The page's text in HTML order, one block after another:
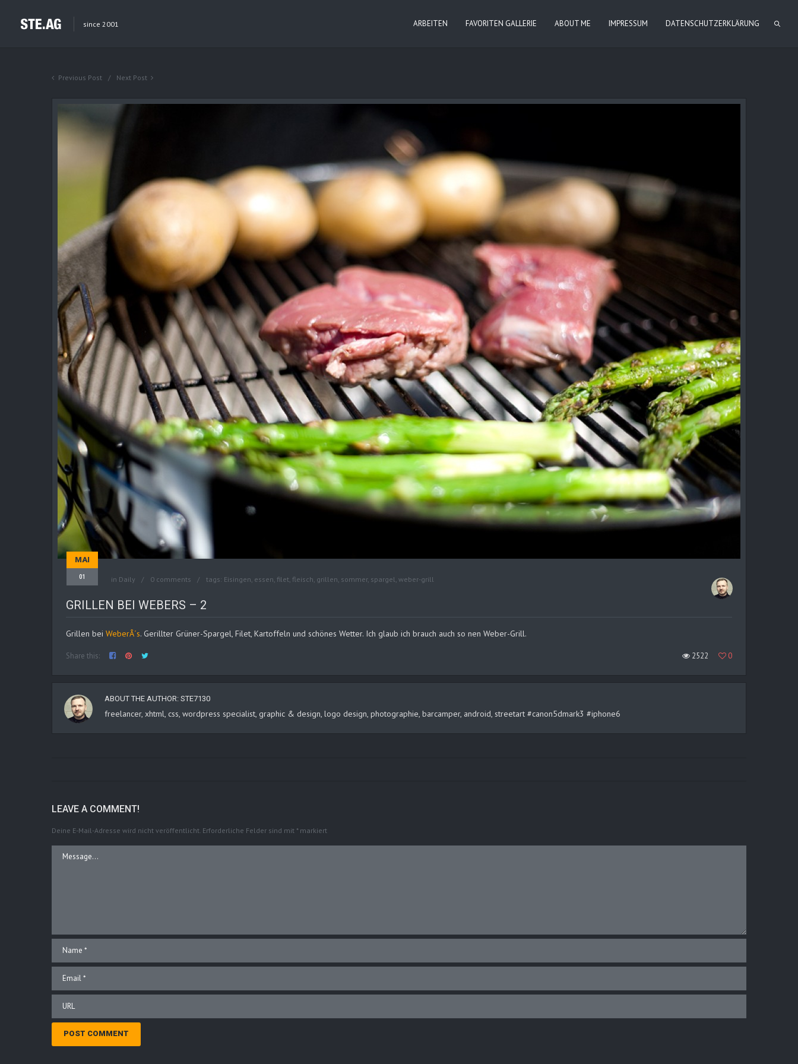
since 2001 ARBEITEN FAVORITEN GALLERIE ABOUT ME IMPRESSUM DATENSCHUTZERKLÄRUNG
Previous Post Next Post
MAI
01 in Daily 0 comments tags: Eisingen, essen, filet, fleisch, grillen, sommer, spargel, weber-grill
GRILLEN BEI WEBERS – 2
Grillen bei WeberÂ´s. Gerillter Grüner-Spargel, Filet, Kartoffeln und schönes Wetter. Ich glaub ich brauch auch so nen Weber-Grill.
Share this: 2522 0
ABOUT THE AUTHOR: STE7130
freelancer, xhtml, css, wordpress specialist, graphic & design, logo design, photographie, barcamper, android, streetart #canon5dmark3 #iphone6
LEAVE A COMMENT!
Deine E-Mail-Adresse wird nicht veröffentlicht. Erforderliche Felder sind mit *markiert